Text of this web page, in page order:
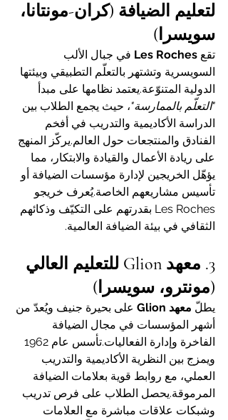
لتعليم الضيافة (كران-مونتانا،
سويسرا)
تقع Les Roches في جبال الألب
السويسرية وتشتهر بالتعلّم التطبيقي وبيئتها
الدولية المتنوّعة.يعتمد نظامها على مبدأ
"التعلّم بالممارسة"، حيث يجمع الطلاب بين
الدراسة الأكاديمية والتدريب في أفخم
الفنادق والمنتجعات حول العالم.يركّز المنهج
على ريادة الأعمال والقيادة والابتكار، مما
يؤهّل الخريجين لإدارة مؤسسات الضيافة أو
تأسيس مشاريعهم الخاصة.يُعرف خريجو
Les Roches بقدرتهم على التكيّف وذكائهم
الثقافي في بيئة الضيافة العالمية.
3. معهد Glion للتعليم العالي
(مونترو، سويسرا)
يطلّ معهد Glion
على بحيرة جنيف ويُعدّ من
أشهر المؤسسات في مجال الضيافة
ويمزج بين النظرية الأكاديمية والتدريب
العملي، مع روابط قوية بعلامات الضيافة
المرموقة.يحصل الطلاب على فرص تدريب
وشبكات علاقات مباشرة مع العلامات